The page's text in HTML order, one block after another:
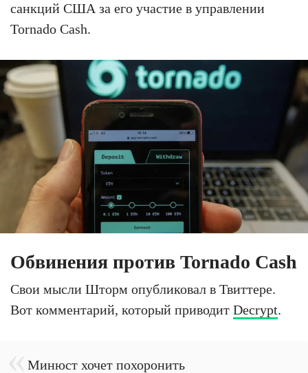
санкций США за его участие в управлении
Tornado Cash.
Обвинения против Tornado Cash
Свои мысли Шторм опубликовал в Твиттере.
Вот комментарий, который приводит Decrypt.
Минюст хочет похоронить